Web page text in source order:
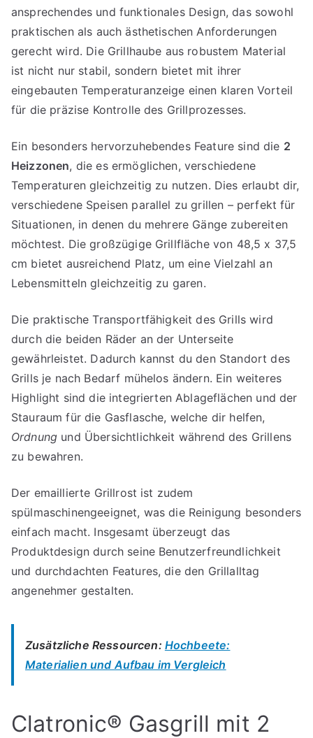
ansprechendes und funktionales Design, das sowohl
praktischen als auch ästhetischen Anforderungen
gerecht wird. Die Grillhaube aus robustem Material
ist nicht nur stabil, sondern bietet mit ihrer
eingebauten Temperaturanzeige einen klaren Vorteil
für die präzise Kontrolle des Grillprozesses.
Ein besonders hervorzuhebendes Feature sind die 2
Heizzonen, die es ermöglichen, verschiedene
Temperaturen gleichzeitig zu nutzen. Dies erlaubt dir,
verschiedene Speisen parallel zu grillen – perfekt für
Situationen, in denen du mehrere Gänge zubereiten
möchtest. Die großzügige Grillfläche von 48,5 x 37,5
cm bietet ausreichend Platz, um eine Vielzahl an
Lebensmitteln gleichzeitig zu garen.
Die praktische Transportfähigkeit des Grills wird
durch die beiden Räder an der Unterseite
gewährleistet. Dadurch kannst du den Standort des
Grills je nach Bedarf mühelos ändern. Ein weiteres
Highlight sind die integrierten Ablageflächen und der
Stauraum für die Gasflasche, welche dir helfen,
Ordnung und Übersichtlichkeit während des Grillens
zu bewahren.
Der emaillierte Grillrost ist zudem
spülmaschinengeeignet, was die Reinigung besonders
einfach macht. Insgesamt überzeugt das
Produktdesign durch seine Benutzerfreundlichkeit
und durchdachten Features, die den Grillalltag
angenehmer gestalten.
Zusätzliche Ressourcen: Hochbeete:
Materialien und Aufbau im Vergleich
Clatronic® Gasgrill mit 2